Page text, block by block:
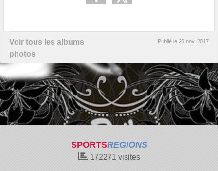
Voir tous les albums
photos
Publié le 26 nov. 2017
SPORTSREGIONS
172271 visites